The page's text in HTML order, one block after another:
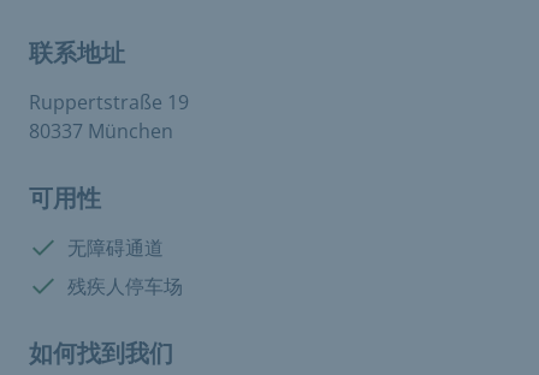
联系地址
Ruppertstraße 19
80337 München
可用性
有:
无障碍通道
有: 残疾人停车场
如何找到我们